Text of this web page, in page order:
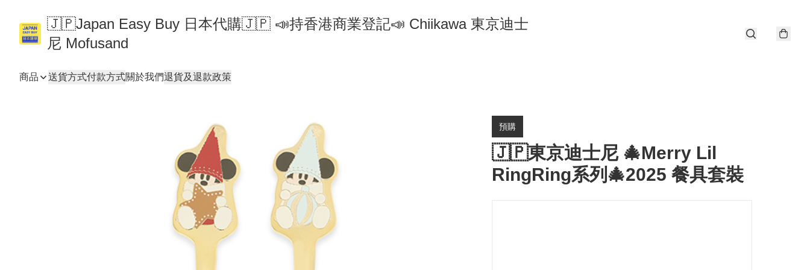
🇯🇵Japan Easy Buy 日本代購🇯🇵 📣持香港商業登記📣 Chiikawa 東京迪士
尼 Mofusand
商品 送貨方式付款方式關於我們退貨及退款政策
預購
🇯🇵東京迪士尼 🎄Merry Lil
RingRing系列🎄2025 餐具套裝